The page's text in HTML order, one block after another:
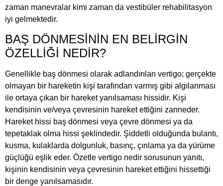
zaman manevralar kimi zaman da vestibüler rehabilitasyon
iyi gelmektedir.
BAŞ DÖNMESİNİN EN BELİRGİN
ÖZELLİĞİ NEDİR?
Genellikle baş dönmesi olarak adlandırılan vertigo; gerçekte
olmayan bir hareketin kişi tarafından varmış gibi algılanması
ile ortaya çıkan bir hareket yanılsaması hissidir. Kişi
kendisinin ve/veya çevresinin hareket ettiğini zanneder.
Hareket hissi baş dönmesi veya çevre dönmesi ya da
tepetaklak olma hissi şeklindedir. Şiddetli olduğunda bulantı,
kusma, kulaklarda dolgunluk, basınç, çınlama ya da yürüme
güçlüğü eşlik eder. Özetle vertigo nedir sorusunun yanıtı,
kişinin kendisinin veya çevresinin hareket ettiğini hissettiği
bir denge yanılsamasıdır.